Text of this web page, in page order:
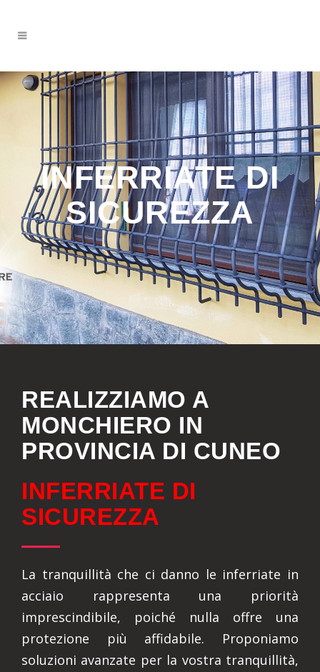
INFERRIATE DI
SICUREZZA
REALIZZIAMO A
MONCHIERO IN
PROVINCIA DI CUNEO
INFERRIATE DI
SICUREZZA
La tranquillità che ci danno le inferriate in
acciaio rappresenta una priorità
imprescindibile, poiché nulla offre una
protezione più affidabile. Proponiamo
soluzioni avanzate per la vostra tranquillità,